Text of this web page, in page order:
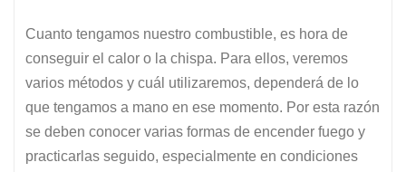
Cuanto tengamos nuestro combustible, es hora de
conseguir el calor o la chispa. Para ellos, veremos
varios métodos y cuál utilizaremos, dependerá de lo
que tengamos a mano en ese momento. Por esta razón
se deben conocer varias formas de encender fuego y
practicarlas seguido, especialmente en condiciones